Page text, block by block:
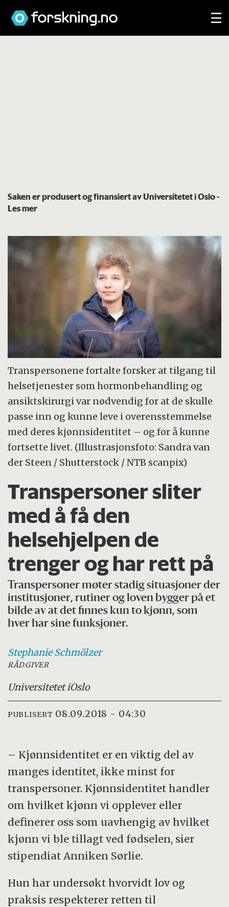
Saken er produsert og finansiert av Universitetet i Oslo-
Les mer
Transpersonene fortalte forsker at tilgang til
helsetjenester som hormonbehandling og
ansiktskirurgi var nødvendig for at de skulle
passe inn og kunne leve i overensstemmelse
med deres kjønnsidentitet – og for å kunne
fortsette livet. (Illustrasjonsfoto: Sandra van
der Steen / Shutterstock / NTB scanpix)
Transpersoner sliter
med å få den
helsehjelpen de
trenger og har rett på
Transpersoner møter stadig situasjoner der
institusjoner, rutiner og loven bygger på et
bilde av at det finnes kun to kjønn, som
hver har sine funksjoner.
Stephanie Schmölzer
RÅDGIVER
Universitetet iOslo
PUBLISERT 08.09.2018 - 04:30
– Kjønnsidentitet er en viktig del av
manges identitet, ikke minst for
transpersoner. Kjønnsidentitet handler
om hvilket kjønn vi opplever eller
definerer oss som uavhengig av hvilket
kjønn vi ble tillagt ved fødselen, sier
stipendiat Anniken Sørlie.
Hun har undersøkt hvorvidt lov og
praksis respekterer retten til